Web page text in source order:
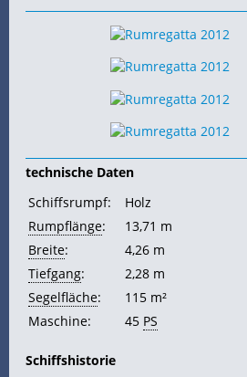
technische Daten
Schiffsrumpf:
Holz
Rumpflänge:
13,71 m
Breite:
4,26 m
Tiefgang:
2,28 m
Segelfläche:
115 m²
Maschine:
45 PS
Schiffshistorie